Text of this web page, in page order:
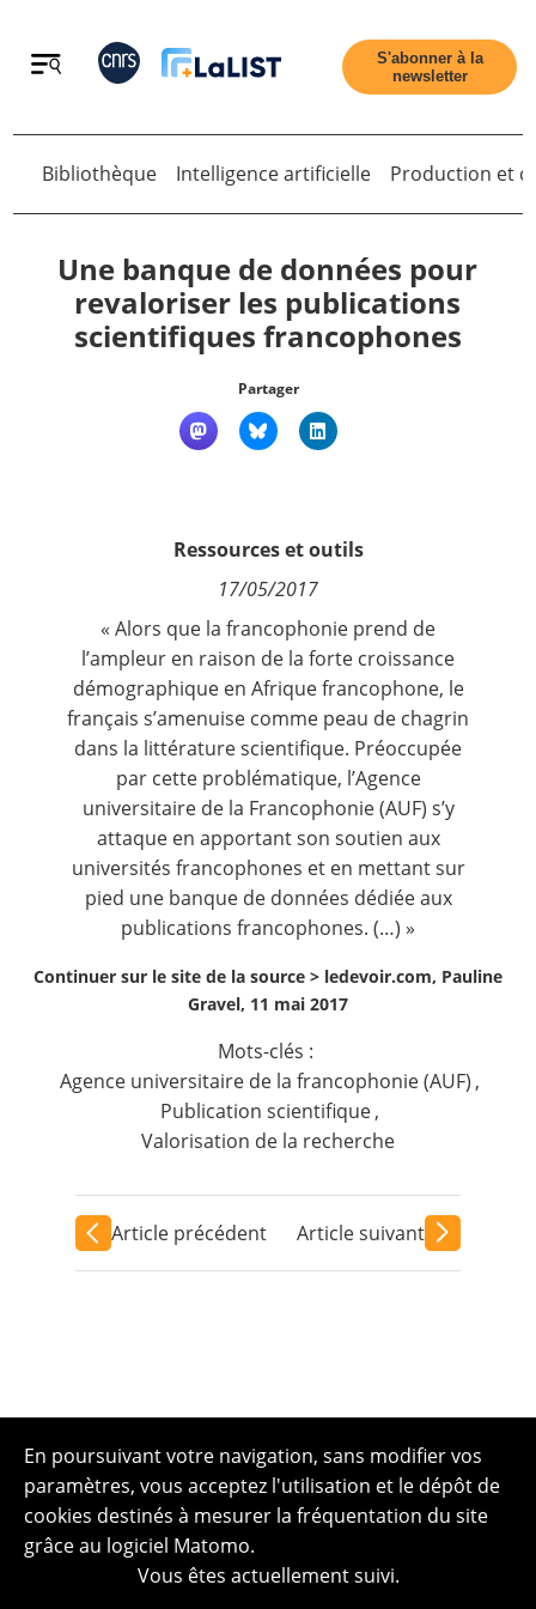
Retour
Accueil
Nous suivre
S'abonner à la
newsletter
Retour
Bibliothèque Intelligence artificielle Production et
Une banque de données pour
revaloriser les publications
scientifiques francophones
Partager
Ressources et outils
17/05/2017
« Alors que la francophonie prend de
l’ampleur en raison de la forte croissance
démographique en Afrique francophone, le
français s’amenuise comme peau de chagrin
dans la littérature scientifique. Préoccupée
par cette problématique, l’Agence
universitaire de la Francophonie (AUF) s’y
attaque en apportant son soutien aux
universités francophones et en mettant sur
pied une banque de données dédiée aux
publications francophones. (…) »
Continuer sur le site de la source > ledevoir.com, Pauline
Gravel, 11 mai 2017
Mots-clés :
Agence universitaire de la francophonie (AUF) ,
Publication scientifique,
Valorisation de la recherche
Article précédent Article suivant
En poursuivant votre navigation, sans modifier vos
paramètres, vous acceptez l'utilisation et le dépôt de
cookies destinés à mesurer la fréquentation du site
grâce au logiciel Matomo.
Vous êtes actuellement suivi.